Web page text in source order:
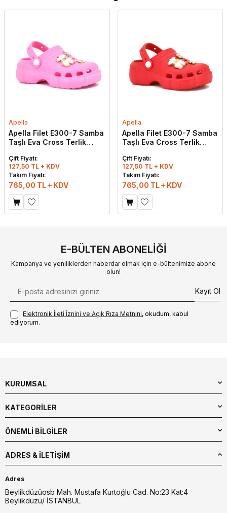
Apella
Apella Filet E300-7 Samba
Taşlı Eva Cross Terlik
Çift Fiyatı:
127,50 TL + KDV
Takım Fiyatı:
765,00 TL KDV
Apella
Apella Filet E300-7 Samba
Taşlı Eva Cross Terlik
Çift Fiyatı:
127,50 TL + KDV
Takım Fiyatı:
765,00 TL KDV
E-BÜLTEN ABONELIĞI
Kampanya ve yeniliklerden haberdar olmak için e-bültenimize abone
olun!
Kayıt Ol
Elektronik İleti İzni‌ni ve Açık Rıza Metni‌ni, okudum, kabul
ediyorum.
KURUMSAL
KATEGORİLER
ÖNEMLİ BİLGİLER
ADRES & İLETIŞIM
Adres
Beylikdüzüosb Mah. Mustafa Kurtoğlu Cad. No:23 Kat:4
Beylikdüzü/ İSTANBUL